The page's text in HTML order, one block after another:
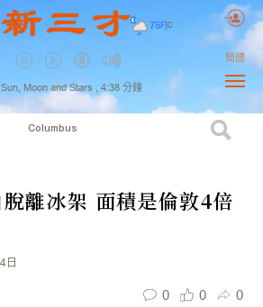
75F| C
Sun, Moon and Stars , 4:38 分鐘
簡體
Columbus
離冰架 面積是倫敦4倍
日
0 0 0